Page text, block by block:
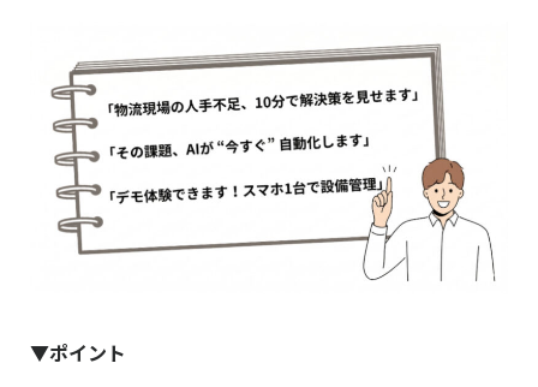
▼ポイント